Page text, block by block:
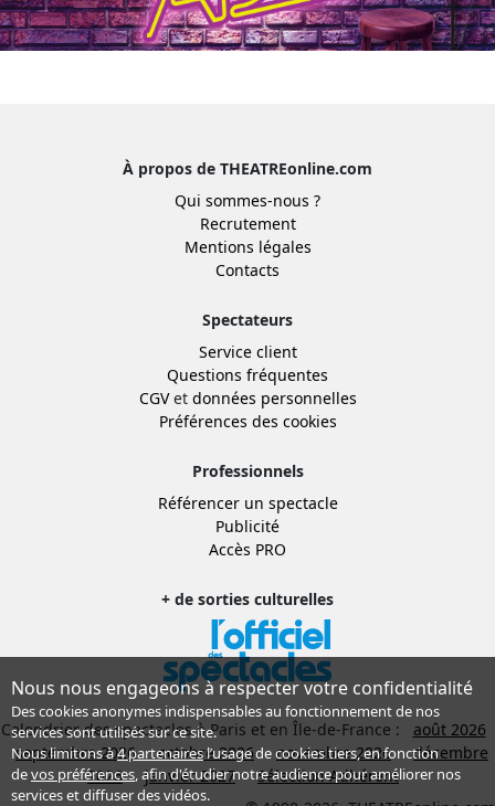
À propos de THEATREonline.com
Qui sommes-nous ?
Recrutement
Mentions légales
Contacts
Spectateurs
Service client
Questions fréquentes
CGVet données personnelles
Préférences des cookies
Professionnels
Référencer un spectacle
Publicité
Accès PRO
+ de sorties culturelles
Calendrier des spectacles à Paris et en Île-de-France :
août 2026
septembre 2026
octobre 2026 novembre 2026
décembre
2026
janvier 2027
Sélection Adhérent
Nous nous engageons à respecter votre confidentialité
Des cookies anonymes indispensables au fonctionnement de nos
services sont utilisés sur ce site.
Nous limitons à4 partenairesl’usage de cookies tiers, en fonction
devos préférences, afin d'étudier notre audience pour améliorer nos
services et diffuser des vidéos.